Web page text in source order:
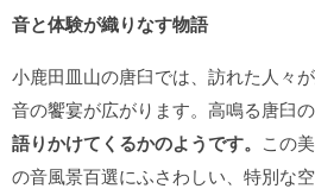
音と体験が織りなす物語
小鹿田皿山の唐臼では、訪れた人々
音の饗宴が広がります。高鳴る唐臼の
語りかけてくるかのようです。 この
の音風景百選にふさわしい、特別な